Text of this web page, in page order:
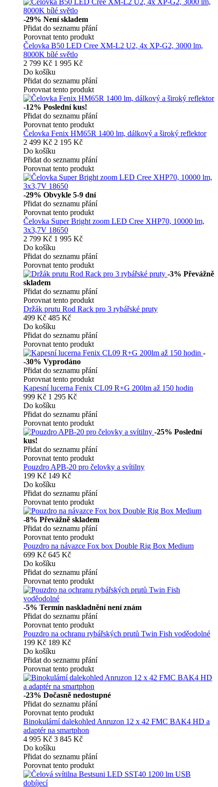
-29% Není skladem
Přidat do seznamu přání
Porovnat tento produkt
Čelovka B50 LED Cree XM-L2 U2, 4x XP-G2, 3000 lm,
8000K bílé světlo
2 799 Kč 1 995 Kč
Do košíku
Přidat do seznamu přání
Porovnat tento produkt
-12% Poslední kus!
Přidat do seznamu přání
Porovnat tento produkt
Čelovka Fenix HM65R 1400 lm, dálkový a široký reflektor
2 499 Kč 2 195 Kč
Do košíku
Přidat do seznamu přání
Porovnat tento produkt
-29% Obvykle 5-9 dní
Přidat do seznamu přání
Porovnat tento produkt
Čelovka Super Bright zoom LED Cree XHP70, 10000 lm,
3x3,7V 18650
2 799 Kč 1 995 Kč
Do košíku
Přidat do seznamu přání
Porovnat tento produkt
-3% Převážně
skladem
Přidat do seznamu přání
Porovnat tento produkt
Držák prutu Rod Rack pro 3 rybářské pruty
499 Kč 485 Kč
Do košíku
Přidat do seznamu přání
Porovnat tento produkt
-
-30% Vyprodáno
Přidat do seznamu přání
Porovnat tento produkt
Kapesní lucerna Fenix CL09 R+G 200lm až 150 hodin
999 Kč 1 295 Kč
Do košíku
Přidat do seznamu přání
Porovnat tento produkt
-25% Poslední
kus!
Přidat do seznamu přání
Porovnat tento produkt
Pouzdro APB-20 pro čelovky a svítilny
199 Kč 149 Kč
Do košíku
Přidat do seznamu přání
Porovnat tento produkt
-8% Převážně skladem
Přidat do seznamu přání
Porovnat tento produkt
Pouzdro na návazce Fox box Double Rig Box Medium
699 Kč 645 Kč
Do košíku
Přidat do seznamu přání
Porovnat tento produkt
-5% Termín naskladnění není znám
Přidat do seznamu přání
Porovnat tento produkt
Pouzdro na ochranu rybářských prutů Twin Fish voděodolné
199 Kč 189 Kč
Do košíku
Přidat do seznamu přání
Porovnat tento produkt
-23% Dočasně nedostupné
Přidat do seznamu přání
Porovnat tento produkt
Binokulární dalekohled Anruzon 12 x 42 FMC BAK4 HD a
adaptér na smartphon
4 995 Kč 3 845 Kč
Do košíku
Přidat do seznamu přání
Porovnat tento produkt